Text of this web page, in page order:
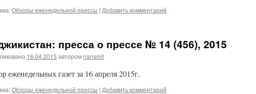
Обзоры еженедельной прессы | Добавить комментарий
пресса о прессе № 14 (456), 2015
16.04.2015 автором nansmit
еженедельных газет за 16 апреля 2015г.
Обзоры еженедельной прессы | Добавить комментарий